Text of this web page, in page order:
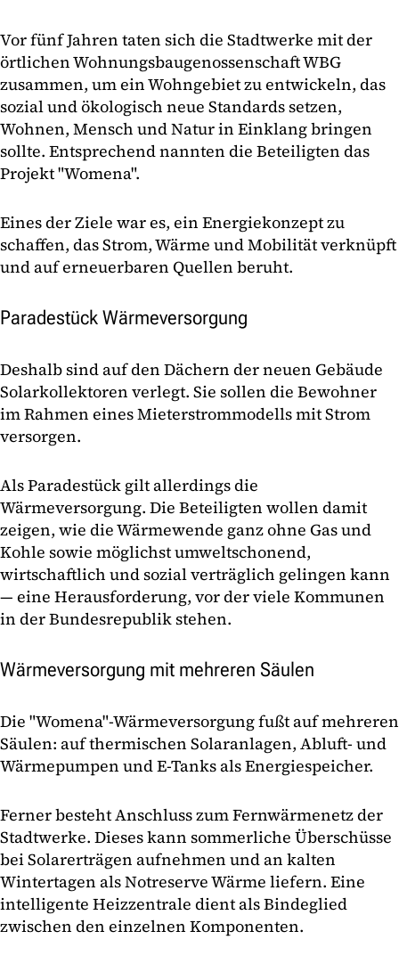
Vor fünf Jahren taten sich die Stadtwerke mit der
örtlichen Wohnungsbaugenossenschaft WBG
zusammen, um ein Wohngebiet zu entwickeln, das
sozial und ökologisch neue Standards setzen,
Wohnen, Mensch und Natur in Einklang bringen
sollte. Entsprechend nannten die Beteiligten das
Projekt "Womena".
Eines der Ziele war es, ein Energiekonzept zu
schaffen, das Strom, Wärme und Mobilität verknüpft
und auf erneuerbaren Quellen beruht.
Paradestück Wärmeversorgung
Deshalb sind auf den Dächern der neuen Gebäude
Solarkollektoren verlegt. Sie sollen die Bewohner
im Rahmen eines Mieterstrommodells mit Strom
versorgen.
Als Paradestück gilt allerdings die
Wärmeversorgung. Die Beteiligten wollen damit
zeigen, wie die Wärmewende ganz ohne Gas und
Kohle sowie möglichst umweltschonend,
wirtschaftlich und sozial verträglich gelingen kann
— eine Herausforderung, vor der viele Kommunen
in der Bundesrepublik stehen.
Wärmeversorgung mit mehreren Säulen
Die "Womena"-Wärmeversorgung fußt auf mehreren
Säulen: auf thermischen Solaranlagen, Abluft- und
Wärmepumpen und E-Tanks als Energiespeicher.
Ferner besteht Anschluss zum Fernwärmenetz der
Stadtwerke. Dieses kann sommerliche Überschüsse
bei Solarerträgen aufnehmen und an kalten
Wintertagen als Notreserve Wärme liefern. Eine
intelligente Heizzentrale dient als Bindeglied
zwischen den einzelnen Komponenten.